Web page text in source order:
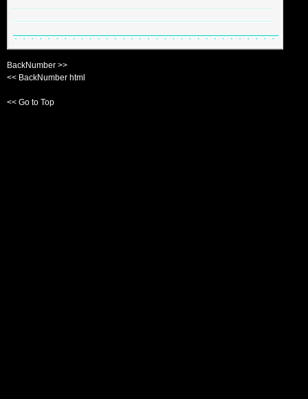
BackNumber >>
<< BackNumber html
<< Go to Top